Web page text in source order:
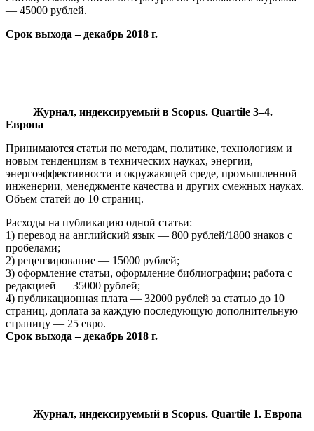
— 45000 рублей.
Срок выхода – декабрь 2018 г.
Журнал, индексируемый в Scopus. Quartile 3–4.
Европа
Принимаются статьи по методам, политике, технологиям и
новым тенденциям в технических науках, энергии,
энергоэффективности и окружающей среде, промышленной
инженерии, менеджменте качества и других смежных науках.
Объем статей до 10 страниц.
Расходы на публикацию одной статьи:
1) перевод на английский язык — 800 рублей/1800 знаков с
пробелами;
2) рецензирование — 15000 рублей;
3) оформление статьи, оформление библиографии; работа с
редакцией — 35000 рублей;
4) публикационная плата — 32000 рублей за статью до 10
страниц, доплата за каждую последующую дополнительную
страницу — 25 евро.
Срок выхода – декабрь 2018 г.
Журнал, индексируемый в Scopus. Quartile 1. Европа